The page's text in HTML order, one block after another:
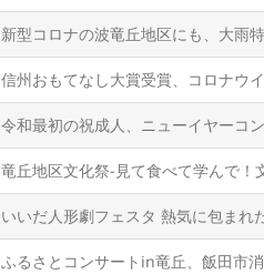
新型コロナの波竜丘地区にも、大
信州おもてなし大賞受賞、コロナウ
令和最初の祝成人、ニューイヤー
竜丘地区文化祭-見て食べて学んで
いいだ人形劇フェスタ 熱気に包ま
ふるさとコンサートin竜丘、飯田市